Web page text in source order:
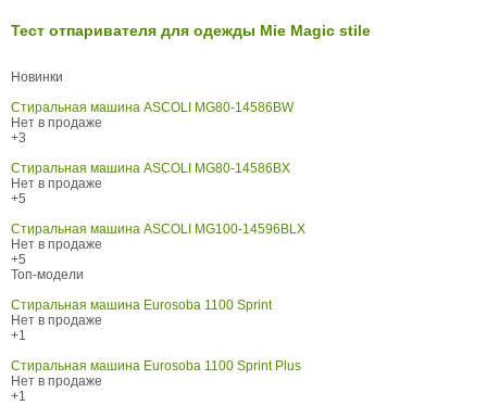
Тест отпаривателя для одежды Mie Magic stile
Новинки
Стиральная машина ASCOLI MG80-14586BW
Нет в продаже
+3
Стиральная машина ASCOLI MG80-14586BX
Нет в продаже
+5
Стиральная машина ASCOLI MG100-14596BLX
Нет в продаже
+5
Топ-модели
Стиральная машина Eurosoba 1100 Sprint
Нет в продаже
+1
Стиральная машина Eurosoba 1100 Sprint Plus
Нет в продаже
+1